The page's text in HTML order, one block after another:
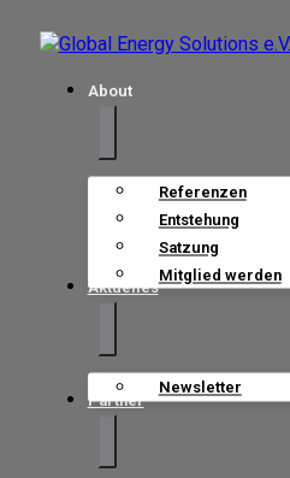
About
Referenzen
Entstehung
Satzung
Mitglied werden
Aktuelles
Newsletter
Partner